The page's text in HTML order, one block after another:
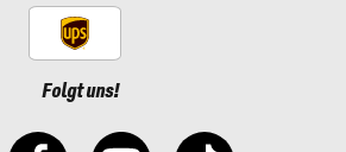
Folgt uns!